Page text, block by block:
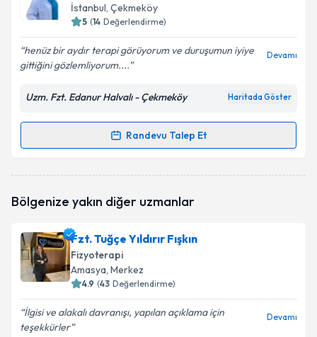
İstanbul, Çekmeköy
5 (14 Değerlendirme)
henüz bir aydır terapi görüyorum ve duruşumun iyiye
gittiğini gözlemliyorum....
Devamı
Uzm. Fzt. Edanur Halvalı - Çekmeköy Haritada Göster
Randevu Talep Et
Randevu Takvimi Talebi
oluşturun. Size bu uzmandan randevu almanız için bir
E-posta Adresiniz
Kişisel verilerimin işlenmesine ilişkin
Aydınlatma
Metni
Bölgenize yakın diğer uzmanlar
Fzt. Tuğçe Yıldırır Fışkın
Fizyoterapi
Amasya, Merkez
4.9 (43 Değerlendirme)
İlgisi ve alakalı davranışı, yapılan açıklama için
teşekkürler
Devamı